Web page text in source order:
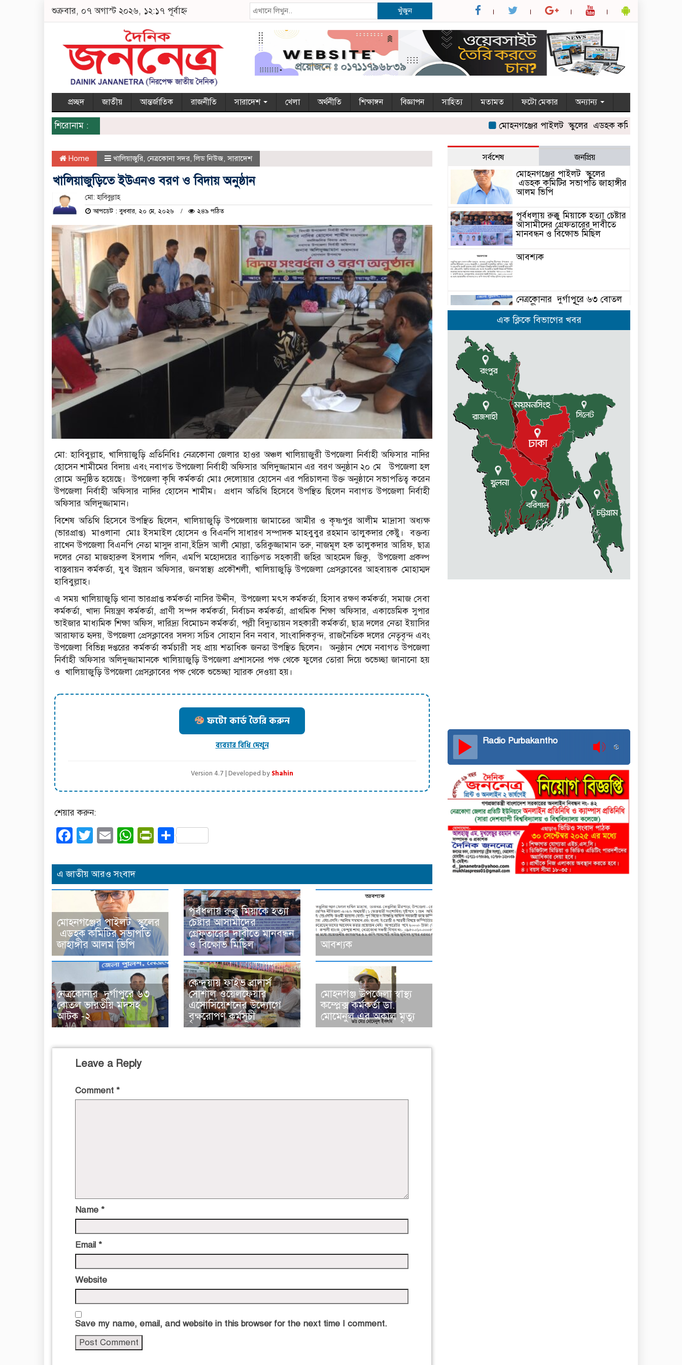
শুক্রবার, ০৭ অগাস্ট ২০২৬, ১২:১৭ পূর্বাহ্ন খুঁজুন
প্রচ্ছদ জাতীয় আন্তর্জাতিক রাজনীতি সারাদেশ খেলা অর্থনীতি শিক্ষাঙ্গন বিজ্ঞাপন সাহিত্য মতামত ফটো মেকার অন্যান্য
শিরোনাম : মোহনগঞ্জের পাইলট স্কুলের এডহক কমিটির সভাপতি
Home খালিয়াজুরি নেত্রকোনা সদর ,লিড নিউজ ,সারাদেশ
খালিয়াজুড়িতে ইউএনও বরণ ও বিদায় অনুষ্ঠান
মো: হাবিবুল্লাহ
আপডেট : বুধবার, ২০ মে, ২০২৬ ২৪৯ পঠিত
মো: হাবিবুল্লাহ, খালিয়াজুড়ি প্রতিনিধিঃ নেত্রকোনা জেলার হাওর অঞ্চল খালিয়াজুরী উপজেলা নির্বাহী অফিসার নাদির
হোসেন শামীমের বিদায় এবং নবাগত উপজেলা নির্বাহী অফিসার অলিদুজ্জামান এর বরণ অনুষ্ঠান ২০ মে উপজেলা হল
রোমে অনুষ্ঠিত হয়েছে। উপজেলা কৃষি কর্মকর্তা মোঃ দেলোয়ার হোসেন এর পরিচালনা উক্ত অনুষ্ঠানে সভাপতিত্ব করেন
উপজেলা নির্বাহী অফিসার নাদির হোসেন শামীম। প্রধান অতিথি হিসেবে উপস্থিত ছিলেন নবাগত উপজেলা নির্বাহী
অফিসার অলিদুজ্জামান।
বিশেষ অতিথি হিসেবে উপস্থিত ছিলেন, খালিয়াজুড়ি উপজেলায় জামাতের আমীর ও কৃষ্ণপুর আলীম মাদ্রাসা অধ্যক্ষ
(ভারপ্রাপ্ত) মাওলানা মোঃ ইসমাইল হোসেন ও বিএনপি সাধারণ সম্পাদক মাহবুবুর রহমান তালুকদার কেষ্টু। বক্তব্য
রাখেন উপজেলা বিএনপি নেতা মাসুদ রানা,ইদ্রিস আলী মোল্লা, তরিকুজ্জামান তরু, নাজমূল হক তালুকদার আরিফ, ছাত্র
দলের নেতা মাজহারুল ইসলাম পলিন, এমপি মহোদয়ের ব্যাক্তিগত সহকারী জহির আহমেদ জিকু, উপজেলা প্রকল্প
বাস্তবায়ন কর্মকর্তা, যুব উন্নয়ন অফিসার, জনস্বাস্থ্য প্রকৌশলী, খালিয়াজুড়ি উপজেলা প্রেসক্লাবের আহবায়ক মোহাম্মদ
হাবিবুল্লাহ।
এ সময় খালিয়াজুড়ি থানা ভারপ্রাপ্ত কর্মকর্তা নাসির উদ্দীন, উপজেলা মৎস কর্মকর্তা, হিসাব রক্ষণ কর্মকর্তা, সমাজ সেবা
কর্মকর্তা, খাদ্য নিয়ন্ত্রণ কর্মকর্তা, প্রাণী সম্পদ কর্মকর্তা, নির্বাচন কর্মকর্তা, প্রাথমিক শিক্ষা অফিসার, একাডেমিক সুপার
ভাইজার মাধ্যমিক শিক্ষা অফিস, দারিদ্র্য বিমোচন কর্মকর্তা, পল্লী বিদ্যুতায়ন সহকারী কর্মকর্তা, ছাত্র দলের নেতা ইয়াসির
আরাফাত হৃদয়, উপজেলা প্রেসক্লাবের সদস্য সচিব সোহান বিন নবাব, সাংবাদিকবৃন্দ, রাজনৈতিক দলের নেতৃবৃন্দ এবং
উপজেলা বিভিন্ন দপ্তরের কর্মকর্তা কর্মচারী সহ প্রায় শতাধিক জনতা উপস্থিত ছিলেন। অনুষ্ঠান শেষে নবাগত উপজেলা
নির্বাহী অফিসার অলিদুজ্জামানকে খালিয়াজুড়ি উপজেলা প্রশাসনের পক্ষ থেকে ফুলের তোরা দিয়ে শুভেচ্ছা জানানো হয়
ও খালিয়াজুড়ি উপজেলা প্রেসক্লাবের পক্ষ থেকে শুভেচ্ছা স্মারক দেওয়া হয়।
ফটো কার্ড তৈরি করুন
ব্যবহার বিধি দেখুন
Version 4.7 | Developed byShahin
শেয়ার করুন:
Facebook
Twitter
EmailWhatsApp
PrintFriendly
Share
এ জাতীয় আরও সংবাদ
মোহনগঞ্জের পাইলট স্কুলের
এডহক কমিটির সভাপতি
জাহাঙ্গীর আলম ভিপি
পূর্বধলায় রুক্কু মিয়াকে হত্যা
চেষ্টার আসামীদের
গ্রেফতারের দাবীতে মানবন্ধন
ও বিক্ষোভ মিছিল
আবশ্যক
নেত্রকোনার দুর্গাপুরে ৬৩
বোতল ভারতীয় মদসহ
আটক -২
কেন্দুয়ায় ফাইভ ব্রাদার্স
সোশাল ওয়েলফেয়ার
এসোসিয়েশনের উদ্যোগে
বৃক্ষরোপণ কর্মসূচী
মোহনগঞ্জ উপজেলা স্বাস্থ্য
কম্প্লেক্স কর্মকর্তা ডা.
মোমেনুল এর অকাল মৃত্যু
Leave a Reply
Comment *
Name *
Email *
Website
Save my name, email, and website in this browser for the next time I comment.
সর্বশেষ জনপ্রিয়
মোহনগঞ্জের পাইলট স্কুলের
এডহক কমিটির সভাপতি জাহাঙ্গীর
আলম ভিপি
পূর্বধলায় রুক্কু মিয়াকে হত্যা চেষ্টার
আসামীদের গ্রেফতারের দাবীতে
মানবন্ধন ও বিক্ষোভ মিছিল
আবশ্যক
নেত্রকোনার দুর্গাপুরে ৬৩ বোতল
ভারতীয় মদসহ আটক -২
উদ্যোগে বৃক্ষরোপণ কর্মসূচী
মোহনগঞ্জ উপজেলা স্বাস্থ্য কম্প্লেক্স
কর্মকর্তা ডা. মোমেনুল এর অকাল
মৃত্যু
নেত্রকোণায় মেরিট কেয়ার
অর্গানাইজেশনের উদ্যোগে ফ্রি
মেডিক্যাল ক্যাম্প অনুষ্ঠিত
মোহনগঞ্জ স্বাস্থ্য কমপ্লেক্সের ১২ জন
ডাক্তারকে কৈফিয়ত তলব
বারহাট্টায় ৪৫টি ভারতীয় টায়ার
জব্দ, গ্রেফতার ১
আউটডোর বন্ধ ॥ ৭ ডাক্তারকে
শোকজ
এক ক্লিকে বিভাগের খবর
Radio Purbakantho